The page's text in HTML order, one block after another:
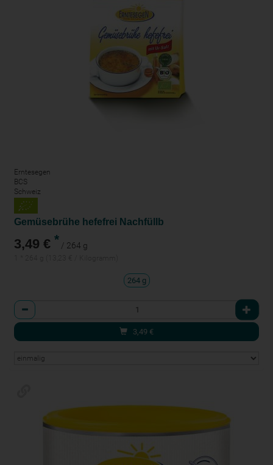
Erntesegen
BCS
Schweiz
Gemüsebrühe hefefrei Nachfüllb
3,49 € * / 264 g
264 g
Anzahl
3,49 €